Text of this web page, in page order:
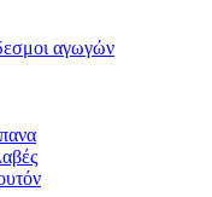
αγωγών